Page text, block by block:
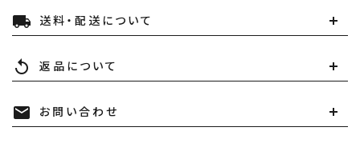
local_shipping 送料・配送について
replay 返品について
mail お問い合わせ